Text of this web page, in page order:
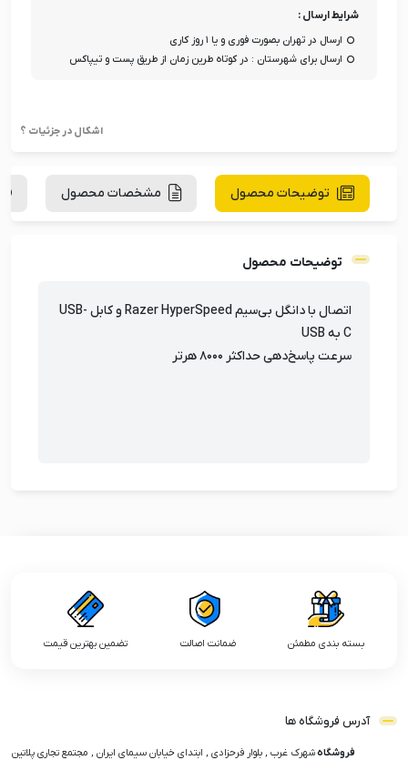
شرایط ارسال :
ارسال در تهران بصورت فوری و یا ۱ روز کاری
ارسال برای شهرستان : در کوتاه طرین زمان از طریق پست و تیپاکس
اشکال در جزئیات ؟
توضیحات محصول مشخصات محصول
توضیحات محصول
اتصال با دانگل بی‌سیم Razer HyperSpeed و کابل USB-
C به USB
سرعت پاسخ‌دهی حداکثر ۸۰۰۰ هرتر
بسته بندی مطمئن ضمانت اصالت تضمین بهترین قیمت
آدرس فروشگاه ها
فروشگاهشهرک غرب , بلوار فرحزادی , ابتدای خیابان سیمای ایران , مجتمع تجاری پلاتین